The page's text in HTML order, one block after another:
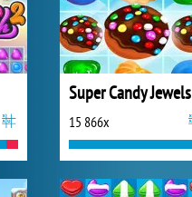
Super Candy Jewels
15 866x